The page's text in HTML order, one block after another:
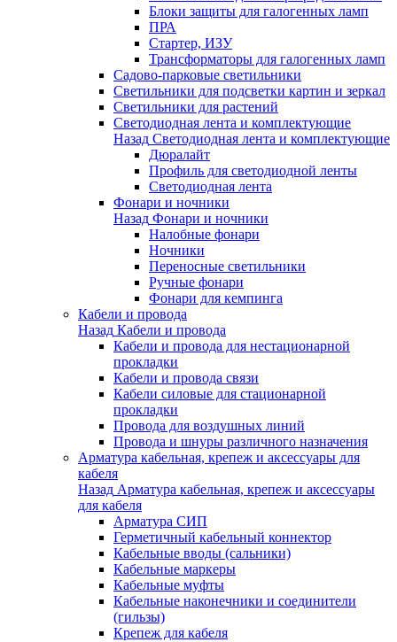
Блоки защиты для галогенных ламп
ПРА
Стартер, ИЗУ
Трансформаторы для галогенных ламп
Садово-парковые светильники
Светильники для подсветки картин и зеркал
Светильники для растений
Светодиодная лента и комплектующие
Назад Светодиодная лента и комплектующие
Дюралайт
Профиль для светодиодной ленты
Светодиодная лента
Фонари и ночники
Назад Фонари и ночники
Налобные фонари
Ночники
Переносные светильники
Ручные фонари
Фонари для кемпинга
Кабели и провода
Назад Кабели и провода
Кабели и провода для нестационарной
прокладки
Кабели и провода связи
Кабели силовые для стационарной
прокладки
Провода для воздушных линий
Провода и шнуры различного назначения
Арматура кабельная, крепеж и аксессуары для
кабеля
Назад Арматура кабельная, крепеж и аксессуары
для кабеля
Арматура СИП
Герметичный кабельный коннектор
Кабельные вводы (сальники)
Кабельные маркеры
Кабельные муфты
Кабельные наконечники и соединители
(гильзы)
Крепеж для кабеля